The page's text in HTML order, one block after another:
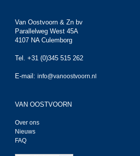
Van Oostvoorn & Zn bv
Parallelweg West 45A
4107 NA Culemborg
Tel. +31 (0)345 515 262
E-mail: info@vanoostvoorn.nl
VAN OOSTVOORN
Over ons
Nieuws
FAQ